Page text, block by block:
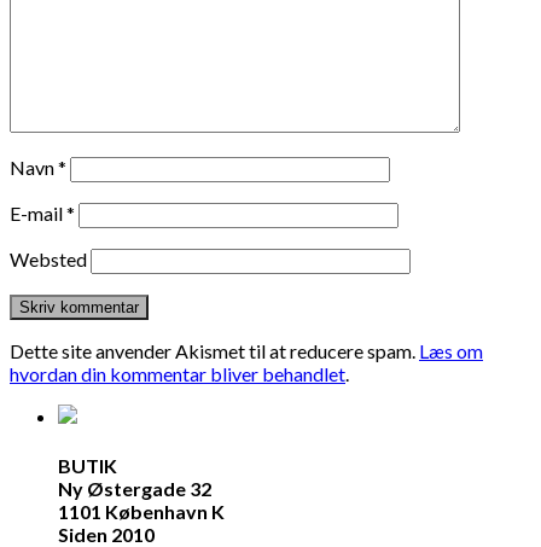
Navn*
E-mail*
Websted
Dette site anvender Akismet til at reducere spam. Læs om
hvordan din kommentar bliver behandlet.
BUTIK
Ny Østergade 32
1101 København K
Siden 2010